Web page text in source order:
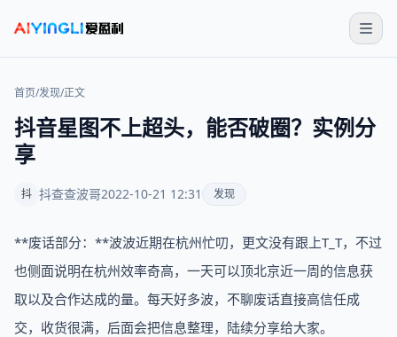
首页/发现/正文
抖音星图不上超头，能否破圈？实例分
享
抖 抖查查波哥2022-10-21 12:31 发现
**废话部分：**波波近期在杭州忙叨，更文没有跟上T_T，不过
也侧面说明在杭州效率奇高，一天可以顶北京近一周的信息获
取以及合作达成的量。每天好多波，不聊废话直接高信任成
交，收货很满，后面会把信息整理，陆续分享给大家。